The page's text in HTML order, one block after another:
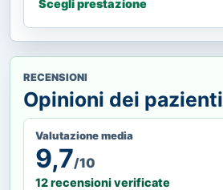
Scegli prestazione
RECENSIONI
Opinioni dei pazienti
Valutazione media
9,7/10
12 recensioni verificate